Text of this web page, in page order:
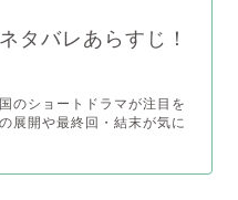
タバレあらすじ！
のショートドラマが注目を
展開や最終回・結末が気に